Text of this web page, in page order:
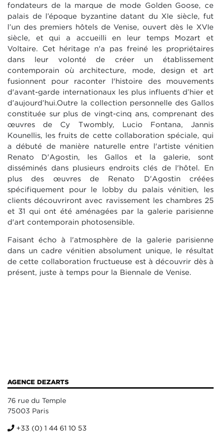
fondateurs de la marque de mode Golden Goose, ce
palais de l’époque byzantine datant du XIe siècle, fut
l’un des premiers hôtels de Venise, ouvert dès le XVIe
siècle, et qui a accueilli en leur temps Mozart et
Voltaire. Cet héritage n'a pas freiné les propriétaires
dans leur volonté de créer un établissement
contemporain où architecture, mode, design et art
fusionnent pour raconter l'histoire des mouvements
d'avant-garde internationaux les plus influents d’hier et
d’aujourd’hui.Outre la collection personnelle des Gallos
constituée sur plus de vingt-cinq ans, comprenant des
œuvres de Cy Twombly, Lucio Fontana, Jannis
Kounellis, les fruits de cette collaboration spéciale, qui
a débuté de manière naturelle entre l'artiste vénitien
Renato D'Agostin, les Gallos et la galerie, sont
disséminés dans plusieurs endroits clés de l'hôtel. En
plus des œuvres de Renato D'Agostin créées
spécifiquement pour le lobby du palais vénitien, les
clients découvriront avec ravissement les chambres 25
et 31 qui ont été aménagées par la galerie parisienne
d'art contemporain photosensible.
Faisant écho à l'atmosphère de la galerie parisienne
dans un cadre vénitien absolument unique, le résultat
de cette collaboration fructueuse est à découvrir dès à
présent, juste à temps pour la Biennale de Venise.
AGENCE DEZARTS
76 rue du Temple
75003 Paris
+33 (0) 1 44 61 10 53